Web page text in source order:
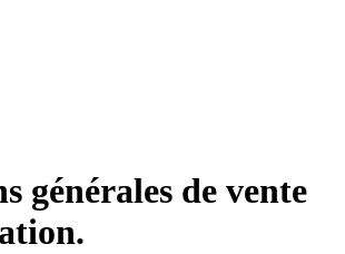
générales de vente